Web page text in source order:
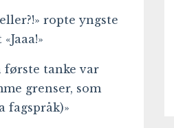
ropte yngste
første tanke var
grenser, som
fagspråk)»